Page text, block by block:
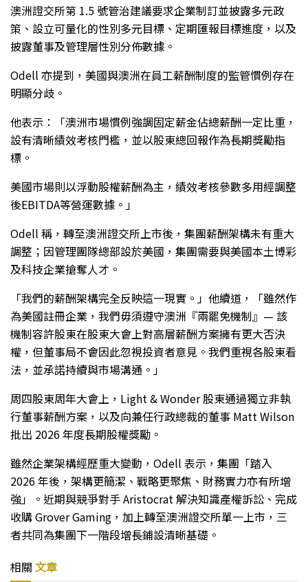
澳洲證交所第 1.5 號管治建議要求企業制訂並披露多元政
策、設立可量化的性別多元目標、定期匯報目標進度，以及
披露董事及管理層性別分佈數據。
Odell 亦提到，美國與澳洲在員工薪酬制度的監管慣例存在
明顯分歧。
他表示：「澳洲市場慣例強調固定薪金佔總薪酬一定比重，
設有清晰績效考核門檻，並以股東總回報作為長期獎勵指
標。
美國市場則以浮動股權薪酬為主，績效考核參數多用經調整
後EBITDA等營運數據。」
Odell 稱，轉至澳洲證交所上市後，集團薪酬架構未有重大
調整；因管理團隊總部設於美國，集團需要與美國本土博彩
及科技企業搶奪人才。
「我們的薪酬架構完全反映這一現實。」他續道，「雖然作
為美國註冊企業，我們毋須遵守澳洲『兩罷免機制』— 該
機制容許股東在股東大會上對高層薪酬方案擁有更大否決
權，但董事局不會因此忽視投資者意見。我們重視各股東看
法，並承諾持續與市場溝通。」
周四股東周年大會上，Light & Wonder 股東通過獨立非執
行董事薪酬方案，以及向兼任行政總裁的董事 Matt Wilson
批出 2026 年度長期股權獎勵。
雖然企業架構經歷重大變動，Odell 表示，集團「踏入
2026 年後，架構更簡潔、戰略更聚焦、財務實力亦有所增
強」。近期與競爭對手 Aristocrat 解決知識產權訴訟、完成
收購 Grover Gaming，加上轉至澳洲證交所單一上市，三
者共同為集團下一階段增長鋪設清晰基礎。
相關 文章